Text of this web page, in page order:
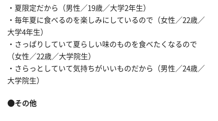
・夏限定だから（男性／19歳／大学2年生）
・毎年夏に食べるのを楽しみにしているので（女性／22歳／
大学4年生）
・さっぱりしていて夏らしい味のものを食べたくなるので
（女性／22歳／大学院生）
・さらっとしていて気持ちがいいものだから（男性／24歳／
大学院生）
●その他